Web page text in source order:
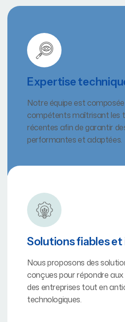
Expertise
Notre équipe est
compétents maîtrisant les
récentes afin de garantir
performantes et adaptées.
Solutions fiables
Nous proposons des
conçues pour répondre
des entreprises tout en
technologiques.